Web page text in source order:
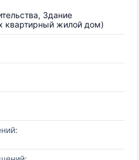
Здание
квартирный жилой дом)